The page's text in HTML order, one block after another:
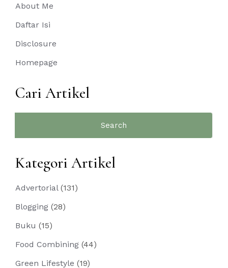
About Me
Daftar Isi
Disclosure
Homepage
Cari Artikel
Kategori Artikel
Advertorial (131)
Blogging (28)
Buku (15)
Food Combining (44)
Green Lifestyle (19)